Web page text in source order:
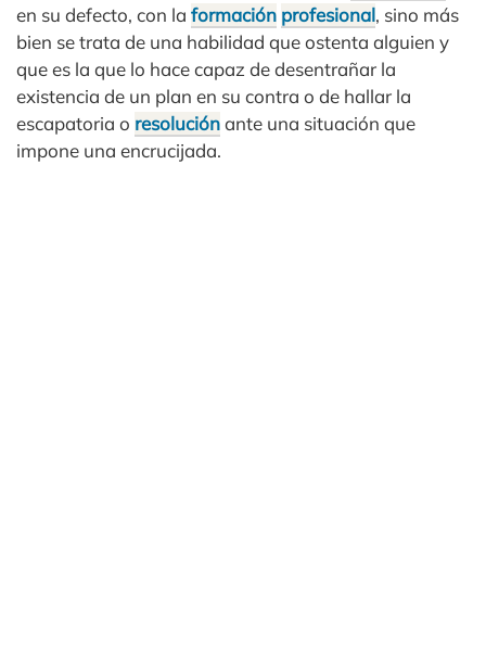
en su defecto, con la formación profesional, sino más
bien se trata de una habilidad que ostenta alguien y
que es la que lo hace capaz de desentrañar la
existencia de un plan en su contra o de hallar la
escapatoria o resoluciónante una situación que
impone una encrucijada.